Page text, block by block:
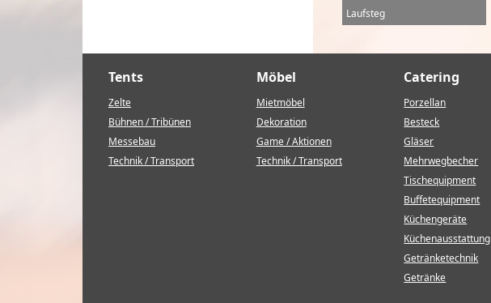
Laufsteg
Tents
Zelte
Bühnen / Tribünen
Messebau
Technik / Transport
Möbel
Mietmöbel
Dekoration
Game / Aktionen
Technik / Transport
Catering
Porzellan
Besteck
Gläser
Mehrwegbecher
Tischequipment
Buffetequipment
Küchengeräte
Küchenausstattung
Getränketechnik
Getränke